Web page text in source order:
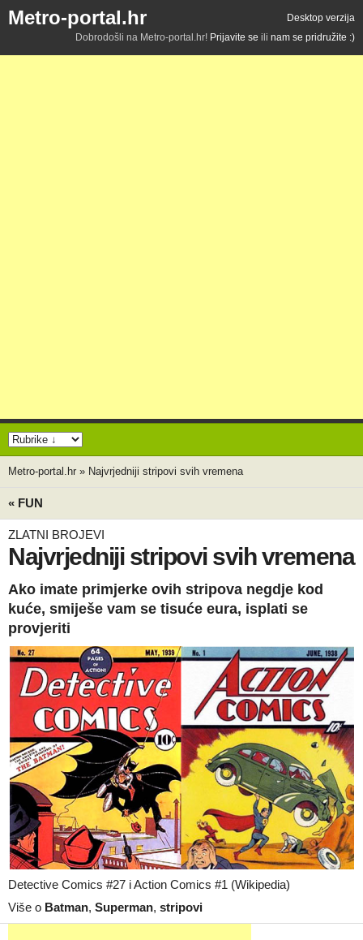
Metro-portal.hr
Desktop verzija
Dobrodošli na Metro-portal.hr! Prijavite se ili nam se pridružite :)
Metro-portal.hr » Najvrjedniji stripovi svih vremena
« FUN
ZLATNI BROJEVI
Najvrjedniji stripovi svih vremena
Ako imate primjerke ovih stripova negdje kod
kuće, smiješe vam se tisuće eura, isplati se
provjeriti
Detective Comics #27 i Action Comics #1 (Wikipedia)
Više o Batman, Superman, stripovi